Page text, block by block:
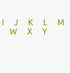
I J K L
M
W X Y